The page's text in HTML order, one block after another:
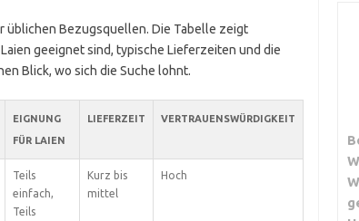
üblichen Bezugsquellen. Die Tabelle zeigt
geeignet sind, typische Lieferzeiten und die
Blick, wo sich die Suche lohnt.
EIGNUNG
FÜR LAIEN
LIEFERZEIT VERTRAUENSWÜRDIGKEIT
Teils
einfach,
Teils
Kurz bis
mittel
Hoch